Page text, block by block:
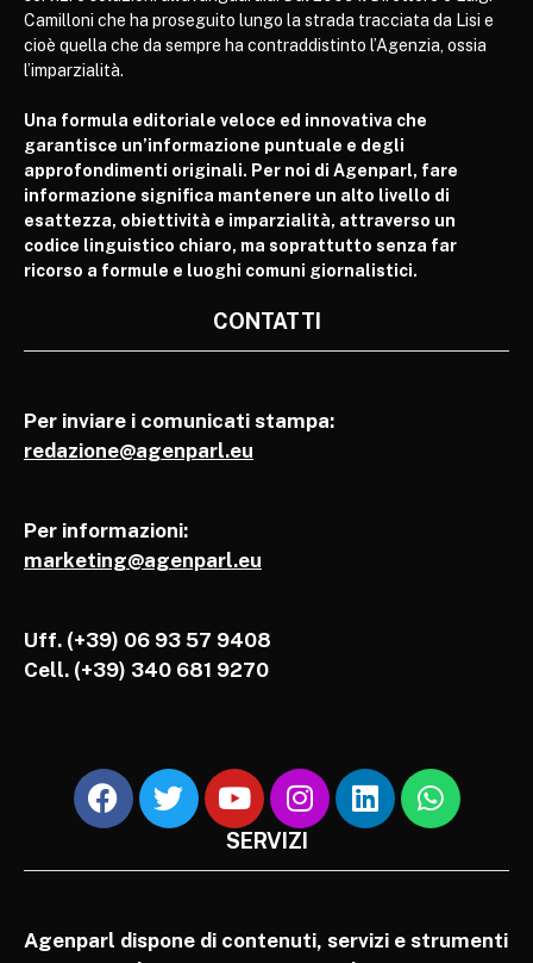
Camilloni che ha proseguito lungo la strada tracciata da Lisi e
cioè quella che da sempre ha contraddistinto l’Agenzia, ossia
l’imparzialità.
Una formula editoriale veloce ed innovativa che
garantisce un’informazione puntuale e degli
approfondimenti originali. Per noi di Agenparl, fare
informazione significa mantenere un alto livello di
esattezza, obiettività e imparzialità, attraverso un
codice linguistico chiaro, ma soprattutto senza far
ricorso a formule e luoghi comuni giornalistici.
CONTATTI
Per inviare i comunicati stampa:
redazione@agenparl.eu
Per informazioni:
marketing@agenparl.eu
Uff. (+39) 06 93 57 9408
Cell. (+39) 340 681 9270
SERVIZI
Agenparl dispone di contenuti, servizi e strumenti